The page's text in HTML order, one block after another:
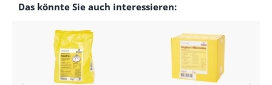
Das könnte Sie auch interessieren: